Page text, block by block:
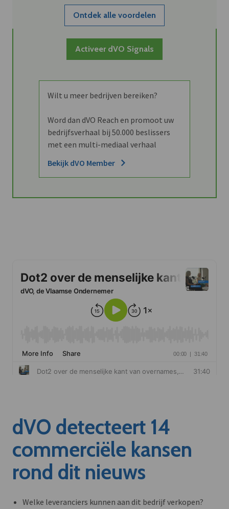
Ontdek alle voordelen
Activeer dVO Signals
Wilt u meer bedrijven bereiken?
Word dan dVO Reach en promoot uw
bedrijfsverhaal bij 50.000 beslissers
met een multi-mediaal verhaal
Bekijk dVO Member
dVO detecteert 14
commerciële kansen
rond dit nieuws
Welke leveranciers kunnen aan dit bedrijf verkopen?